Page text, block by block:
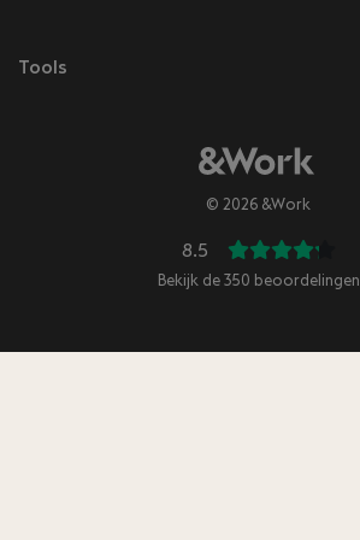
Tools
© 2026 &Work
8.5
Bekijk de 350 beoordelingen